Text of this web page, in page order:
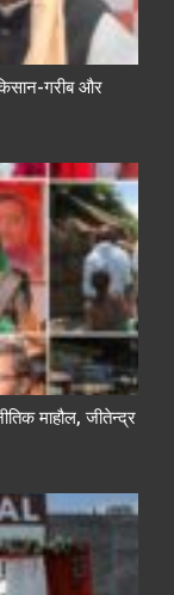
गरीब और
माहौल, जीतेन्द्र